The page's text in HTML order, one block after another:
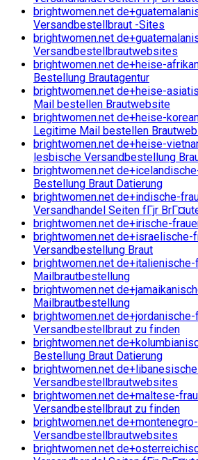
brightwomen.net
Versandbestellbraut -Sites
brightwomen.net
Versandbestellbrautwebsites
brightwomen.net de+heise-
Bestellung Brautagentur
brightwomen.net de+heise-
Mail bestellen Brautwebsite
brightwomen.net de+heise-
Legitime Mail bestellen
brightwomen.net de+heise-
lesbische Versandbestellung
brightwomen.net
Bestellung Braut Datierung
brightwomen.net de+indische-
Versandhandel Seiten fГјr
brightwomen.net de+irische-
brightwomen.net de+israelische-
Versandbestellung Braut
brightwomen.net de+italienische-
Mailbrautbestellung
brightwomen.net
Mailbrautbestellung
brightwomen.net
Versandbestellbraut zu finden
brightwomen.net
Bestellung Braut Datierung
brightwomen.net
Versandbestellbrautwebsites
brightwomen.net de+maltese-
Versandbestellbraut zu finden
brightwomen.net
Versandbestellbrautwebsites
brightwomen.net